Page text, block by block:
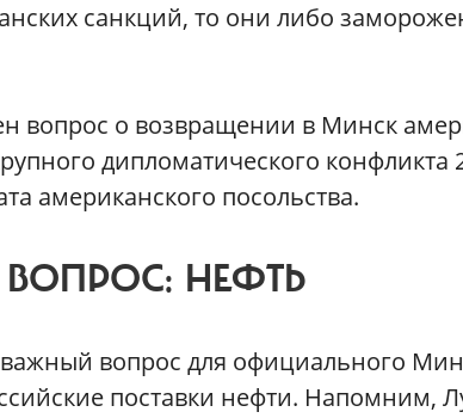
санкций, то они либо
вопрос о возвращении в Минск
дипломатического
американского посольства.
НЕФТЬ
вопрос для официального
поставки нефти. Напомним,